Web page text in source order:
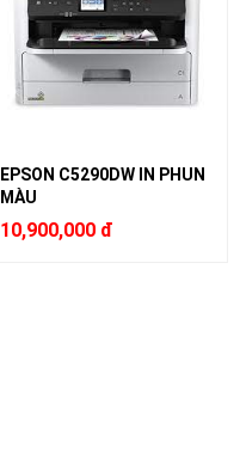
EPSON C5290DW IN PHUN
MÀU
10,900,000 đ